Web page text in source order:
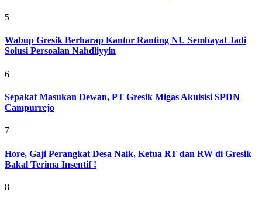
5
Wabup Gresik Berharap Kantor Ranting NU Sembayat Jadi
Solusi Persoalan Nahdliyyin
6
Sepakat Masukan Dewan, PT Gresik Migas Akuisisi SPDN
Campurrejo
7
Hore, Gaji Perangkat Desa Naik, Ketua RT dan RW di Gresik
Bakal Terima Insentif !
8